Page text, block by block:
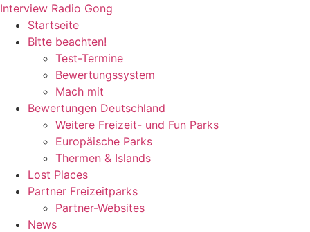
Zum
Inhalt
wechseln
Interview Radio Gong
Startseite
Bitte beachten!
Test-Termine
Bewertungssystem
Mach mit
Bewertungen Deutschland
Weitere Freizeit- und Fun Parks
Europäische Parks
Thermen & Islands
Lost Places
Partner Freizeitparks
Partner-Websites
News